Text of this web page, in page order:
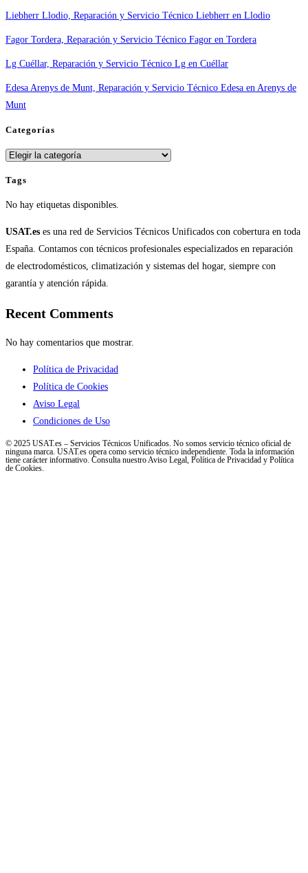
Liebherr Llodio, Reparación y Servicio Técnico Liebherr en Llodio
Fagor Tordera, Reparación y Servicio Técnico Fagor en Tordera
Lg Cuéllar, Reparación y Servicio Técnico Lg en Cuéllar
Edesa Arenys de Munt, Reparación y Servicio Técnico Edesa en Arenys de
Munt
Categorías
Categorías
Tags
No hay etiquetas disponibles.
USAT.es es una red de Servicios Técnicos Unificados con cobertura en toda
España. Contamos con técnicos profesionales especializados en reparación
de electrodomésticos, climatización y sistemas del hogar, siempre con
garantía y atención rápida.
Recent Comments
No hay comentarios que mostrar.
Política de Privacidad
Política de Cookies
Aviso Legal
Condiciones de Uso
© 2025 USAT.es – Servicios Técnicos Unificados. No somos servicio técnico oficial de
ninguna marca. USAT.es opera como servicio técnico independiente. Toda la información
tiene carácter informativo. Consulta nuestro Aviso Legal, Política de Privacidad y Política
de Cookies.